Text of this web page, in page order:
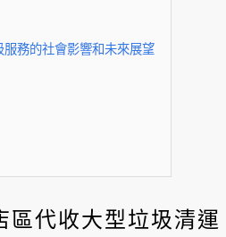
務的社會影響和未來展望
區代收大型垃圾清運